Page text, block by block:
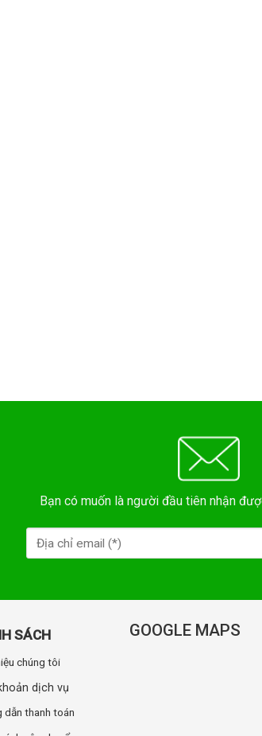
Bạn có muốn là người đầu tiên nhận
SÁCH
chúng tôi
dịch vụ
dẫn thanh toán
GOOGLE MAPS